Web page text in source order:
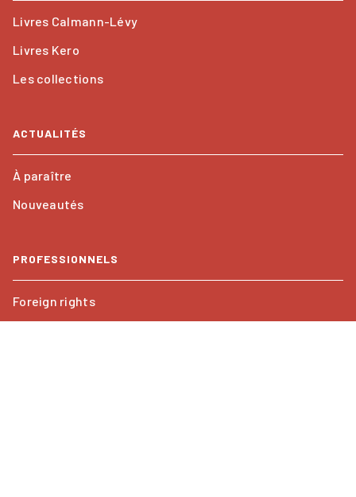
Livres Calmann-Lévy
Livres Kero
Les collections
ACTUALITÉS
À paraître
Nouveautés
PROFESSIONNELS
Foreign rights